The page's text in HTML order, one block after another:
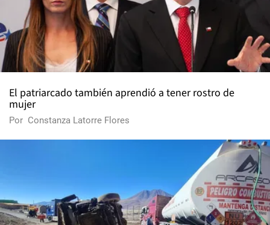
El patriarcado también aprendió a tener rostro de
mujer
Por Constanza Latorre Flores